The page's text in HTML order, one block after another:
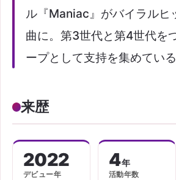
ル『Maniac』がバイラルヒ
曲に。第3世代と第4世代を
ープとして支持を集めている
来歴
2022
デビュー年
4年
活動年数